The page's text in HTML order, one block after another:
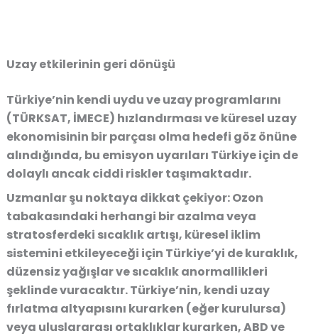
Uzay etkilerinin geri dönüşü
Türkiye’nin kendi uydu ve uzay programlarını
(TÜRKSAT, İMECE) hızlandırması ve küresel uzay
ekonomisinin bir parçası olma hedefi göz önüne
alındığında, bu emisyon uyarıları Türkiye için de
dolaylı ancak ciddi riskler taşımaktadır.
Uzmanlar şu noktaya dikkat çekiyor:Ozon
tabakasındaki herhangi bir azalma veya
stratosferdeki sıcaklık artışı, küresel iklim
sistemini etkileyeceği için Türkiye’yi de kuraklık,
düzensiz yağışlar ve sıcaklık anormallikleri
şeklinde vuracaktır. Türkiye’nin, kendi uzay
fırlatma altyapısını kurarken (eğer kurulursa)
veya uluslararası ortaklıklar kurarken, ABD ve